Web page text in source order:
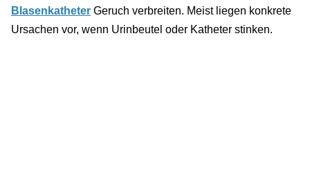
Blasenkatheter Geruch verbreiten. Meist liegen konkrete
Ursachen vor, wenn Urinbeutel oder Katheter stinken.